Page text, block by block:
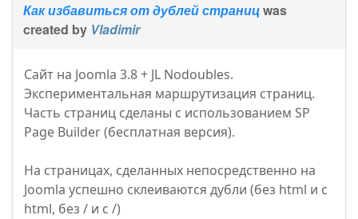
Как избавиться от дублей страницwas
created by Vladimir
Сайт на Joomla 3.8 + JL Nodoubles.
Экспериментальная маршрутизация страниц.
Часть страниц сделаны с использованием SP
Page Builder (бесплатная версия).
На страницах, сделанных непосредственно на
Joomla успешно склеиваются дубли (без html и с
html, без / и с /)